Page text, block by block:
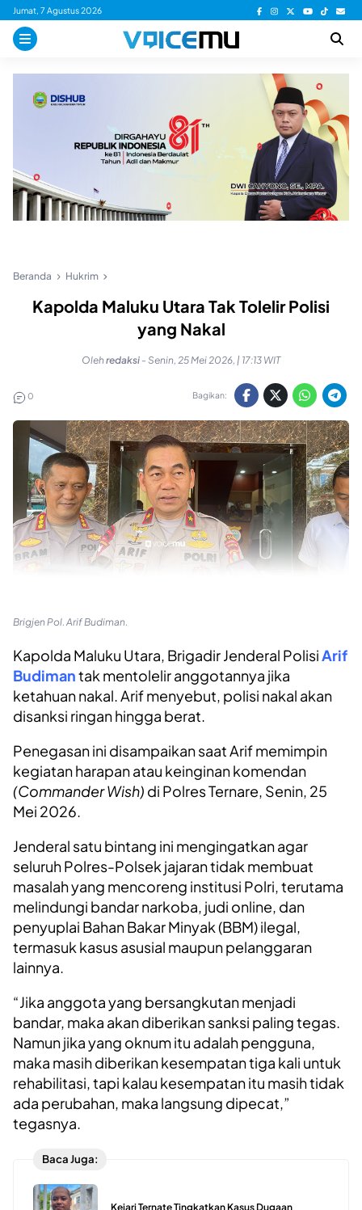
Skip
content
Jumat, 7 Agustus 2026
Beranda Hukrim
Kapolda Maluku Utara Tak Tolelir Polisi
yang Nakal
Olehredaksi - Senin, 25 Mei 2026, | 17:13 WIT
0 Bagikan:
Brigjen Pol. Arif Budiman.
Kapolda Maluku Utara, Brigadir Jenderal PolisiArif
Budimantak mentolelir anggotannya jika
ketahuan nakal. Arif menyebut, polisi nakal akan
disanksi ringan hingga berat.
Penegasan ini disampaikan saat Arif memimpin
kegiatan harapan atau keinginan komendan
(Commander Wish) di Polres Ternare, Senin, 25
Mei 2026.
Jenderal satu bintang ini mengingatkan agar
seluruh Polres-Polsek jajaran tidak membuat
masalah yang mencoreng institusi Polri, terutama
melindungi bandar narkoba, judi online, dan
penyuplai Bahan Bakar Minyak (BBM) ilegal,
termasuk kasus asusial maupun pelanggaran
lainnya.
“Jika anggota yang bersangkutan menjadi
bandar, maka akan diberikan sanksi paling tegas.
Namun jika yang oknum itu adalah pengguna,
maka masih diberikan kesempatan tiga kali untuk
rehabilitasi, tapi kalau kesempatan itu masih tidak
ada perubahan, maka langsung dipecat,”
tegasnya.
Baca Juga:
Kejari Ternate Tingkatkan Kasus Dugaan